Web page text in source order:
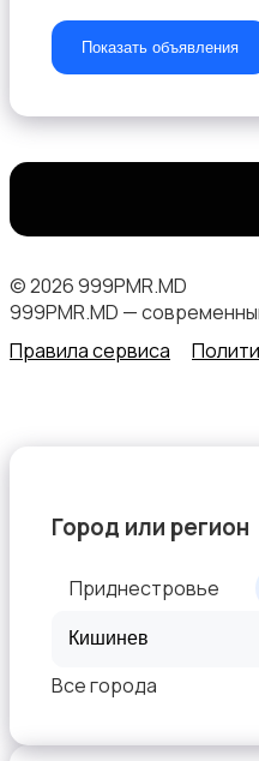
Изготовление на заказ3
Показать объявления
© 2026 999PMR.MD
999PMR.MD —
Правила сервиса
Город или регион
Приднестровье
Все города